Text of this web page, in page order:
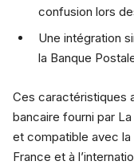
confusion lors
Une intégration
la Banque
Ces caractéristiques
bancaire fourni par
et compatible avec
France et à